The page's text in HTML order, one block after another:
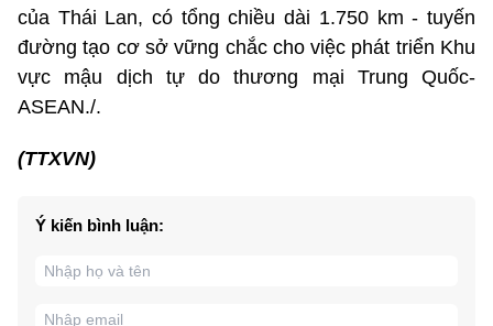
của Thái Lan, có tổng chiều dài 1.750 km - tuyến
đường tạo cơ sở vững chắc cho việc phát triển Khu
vực mậu dịch tự do thương mại Trung Quốc-
ASEAN./.
(TTXVN)
Ý kiến bình luận: